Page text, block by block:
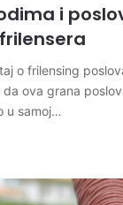
i
o frilensing
ova grana
u samoj…